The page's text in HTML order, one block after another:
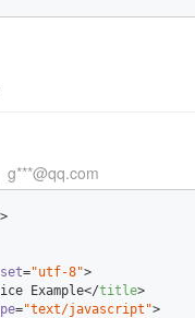
g***@qq.com
="utf-8">
Example</title>
="text/javascript">